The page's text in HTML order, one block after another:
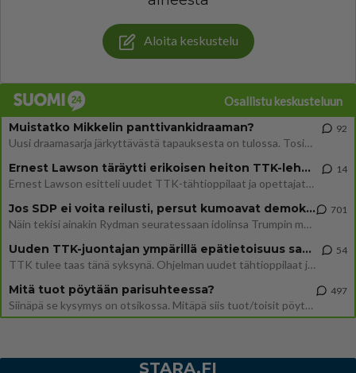
Aloita keskustelu
Osallistu keskusteluun
Muistatko Mikkelin panttivankidraaman?
Uusi draamasarja järkyttävästä tapauksesta on tulossa. Tositapahtumiin perustuva sarja ammentaa vuoden 1986 Mikkelin pan
92
Ernest Lawson täräytti erikoisen heiton TTK-lehdistötilaisuudessa: " Onko tässä tarkoituksena...?"
Ernest Lawson esitteli uudet TTK-tähtioppilaat ja opettajat torstaina 6.8. lehdistölle. Tulevalla kaudella on yksi hausk
14
Jos SDP ei voita reilusti, persut kumoavat demokratian Suomesta
Näin tekisi ainakin Rydman seuratessaan idolinsa Trumpin mallia https://www.is.fi/politiikka/art-2000012187244.html
701
Uuden TTK-juontajan ympärillä epätietoisuus sakenee - Nyt MTV hämmentää soppaa
TTK tulee taas tänä syksynä. Ohjelman uudet tähtioppilaat julkistetaan torstaina 6. elokuuta klo 14 alkavassa lehdistö
54
Mitä tuot pöytään parisuhteessa?
Siinäpä se kysymys on otsikossa. Mitäpä siis tuot/toisit pöytään parisuhteessa? Oletko mies vai nainen? Koetko sen mitä
497
STARA.FI